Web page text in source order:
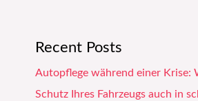
Recent Posts
Autopflege während einer Krise:
Schutz Ihres Fahrzeugs auch in